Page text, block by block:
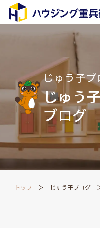
じゅう子ブ
じゅう
ブログ
トップ じゅう子ブログ